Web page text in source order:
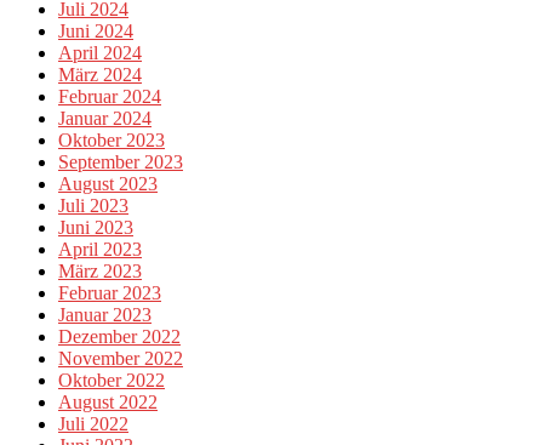
Juli 2024
Juni 2024
April 2024
März 2024
Februar 2024
Januar 2024
Oktober 2023
September 2023
August 2023
Juli 2023
Juni 2023
April 2023
März 2023
Februar 2023
Januar 2023
Dezember 2022
November 2022
Oktober 2022
August 2022
Juli 2022